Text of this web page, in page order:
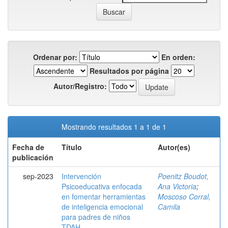
Ordenar por:
En orden:
Resultados por página
Autor/Registro:
Mostrando resultados 1 a 1 de 1
Fecha de
publicación
Título Autor(es)
sep-2023
Intervención
Psicoeducativa enfocada
en fomentar herramientas
de inteligencia emocional
para padres de niños
Poenitz Boudot,
Ana Victoria;
Moscoso Corral,
Camila